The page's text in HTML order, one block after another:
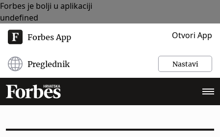
Forbes je bolji u aplikaciji
undefined
Forbes App Otvori App
Preglednik Nastavi